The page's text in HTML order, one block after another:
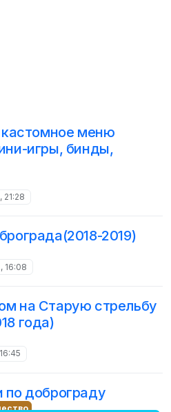
меню
игры, бинды,
21:28
2019)
16:08
на Старую стрельбу
года)
по доброграду